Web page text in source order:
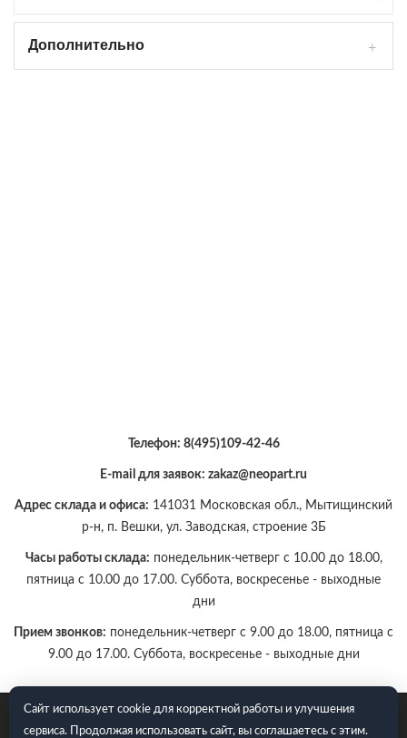
Дополнительно
Телефон: 8(495)109-42-46
E-mail для заявок: zakaz@neopart.ru
Адрес склада и офиса: 141031 Московская обл., Мытищинский
р-н, п. Вешки, ул. Заводская, строение 3Б
Часы работы склада: понедельник-четверг с 10.00 до 18.00,
пятница с 10.00 до 17.00. Суббота, воскресенье - выходные
дни
Прием звонков: понедельник-четверг с 9.00 до 18.00, пятница с
9.00 до 17.00. Суббота, воскресенье - выходные дни
E-mail для заявок: zakaz@neopart.ru. Телефон:8(495)109-42-
Сайт использует cookie для корректной работы и улучшения
сервиса. Продолжая использовать сайт, вы соглашаетесь с этим.